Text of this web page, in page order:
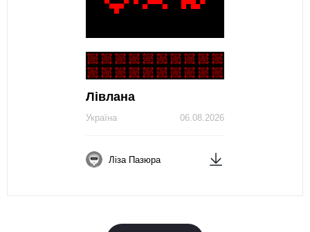
Лівлана
06.08.2026
Україна
Ліза Пазюра